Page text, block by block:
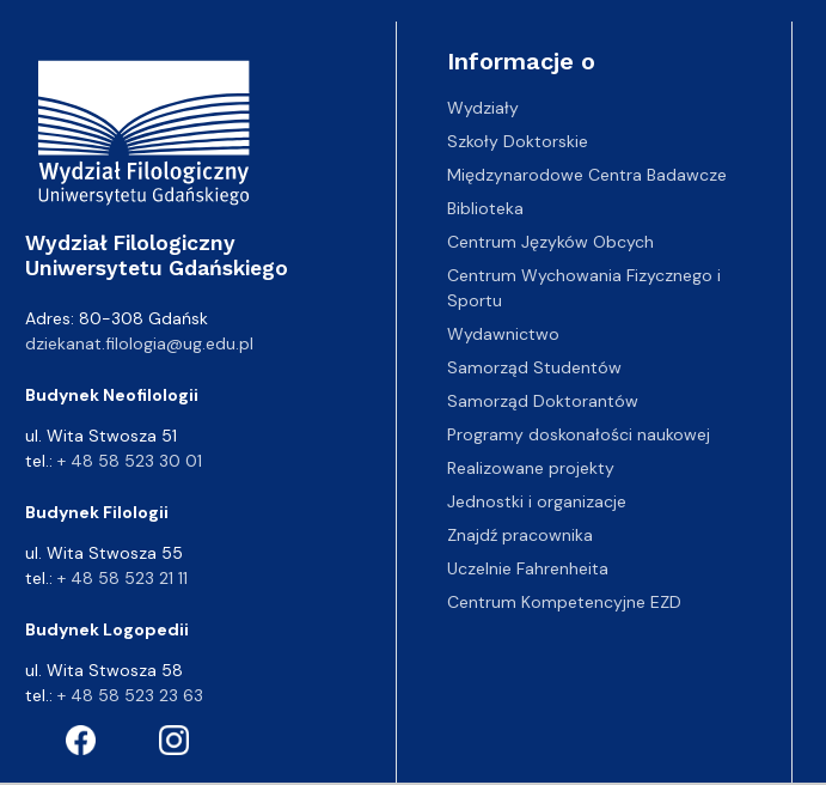
Adres Wydziału
Wydział Filologiczny
Uniwersytetu Gdańskiego
Adres: 80-308 Gdańsk
dziekanat.filologia@ug.edu.pl
Budynek Neofilologii
ul. Wita Stwosza 51
tel.: + 48 58 523 30 01
Budynek Filologii
ul. Wita Stwosza 55
tel.: + 48 58 523 21 11
Budynek Logopedii
ul. Wita Stwosza 58
tel.: + 48 58 523 23 63
Informacje o
Wydziały
Szkoły Doktorskie
Międzynarodowe Centra Badawcze
Biblioteka
Centrum Języków Obcych
Centrum Wychowania Fizycznego i
Sportu
Wydawnictwo
Samorząd Studentów
Samorząd Doktorantów
Programy doskonałości naukowej
Realizowane projekty
Jednostki i organizacje
Znajdź pracownika
Uczelnie Fahrenheita
Centrum Kompetencyjne EZD